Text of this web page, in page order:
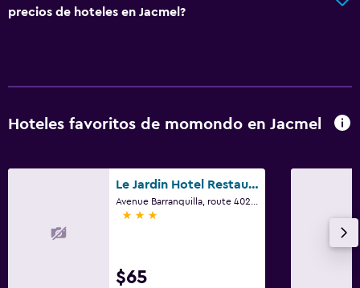
precios de hoteles en Jacmel?
Hoteles favoritos de momondo en Jacmel
Le Jardin Hotel Restaurant
3 estrellas
$65